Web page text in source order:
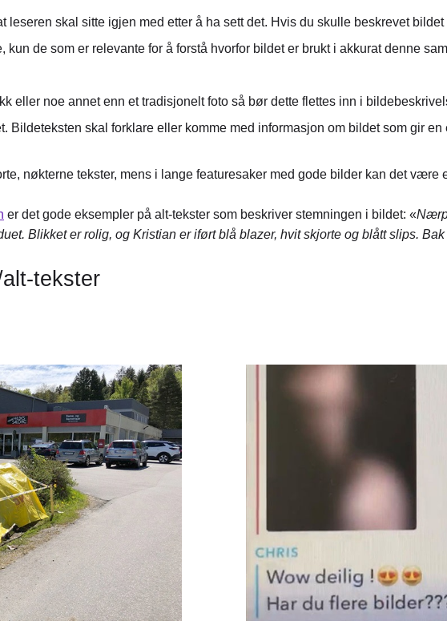
leseren skal sitte igjen med etter å ha sett det. Hvis du skulle beskrevet
de som er relevante for å forstå hvorfor bildet er brukt i akkurat denne
eller noe annet enn et tradisjonelt foto så bør dette flettes inn i
Bildeteksten skal forklare eller komme med informasjon om bildet som gir
nøkterne tekster, mens i lange featuresaker med gode bilder kan det
er det gode eksempler på alt-tekster som beskriver stemningen i bildet: «
Blikket er rolig, og Kristian er iført blå blazer, hvit skjorte og blått slips.
tekster